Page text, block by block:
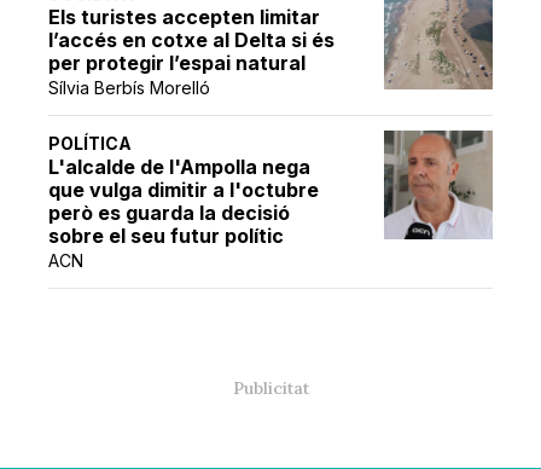
Els turistes accepten limitar
l’accés en cotxe al Delta si és
per protegir l’espai natural
Sílvia Berbís Morelló
POLÍTICA
L'alcalde de l'Ampolla nega
que vulga dimitir a l'octubre
però es guarda la decisió
sobre el seu futur polític
ACN